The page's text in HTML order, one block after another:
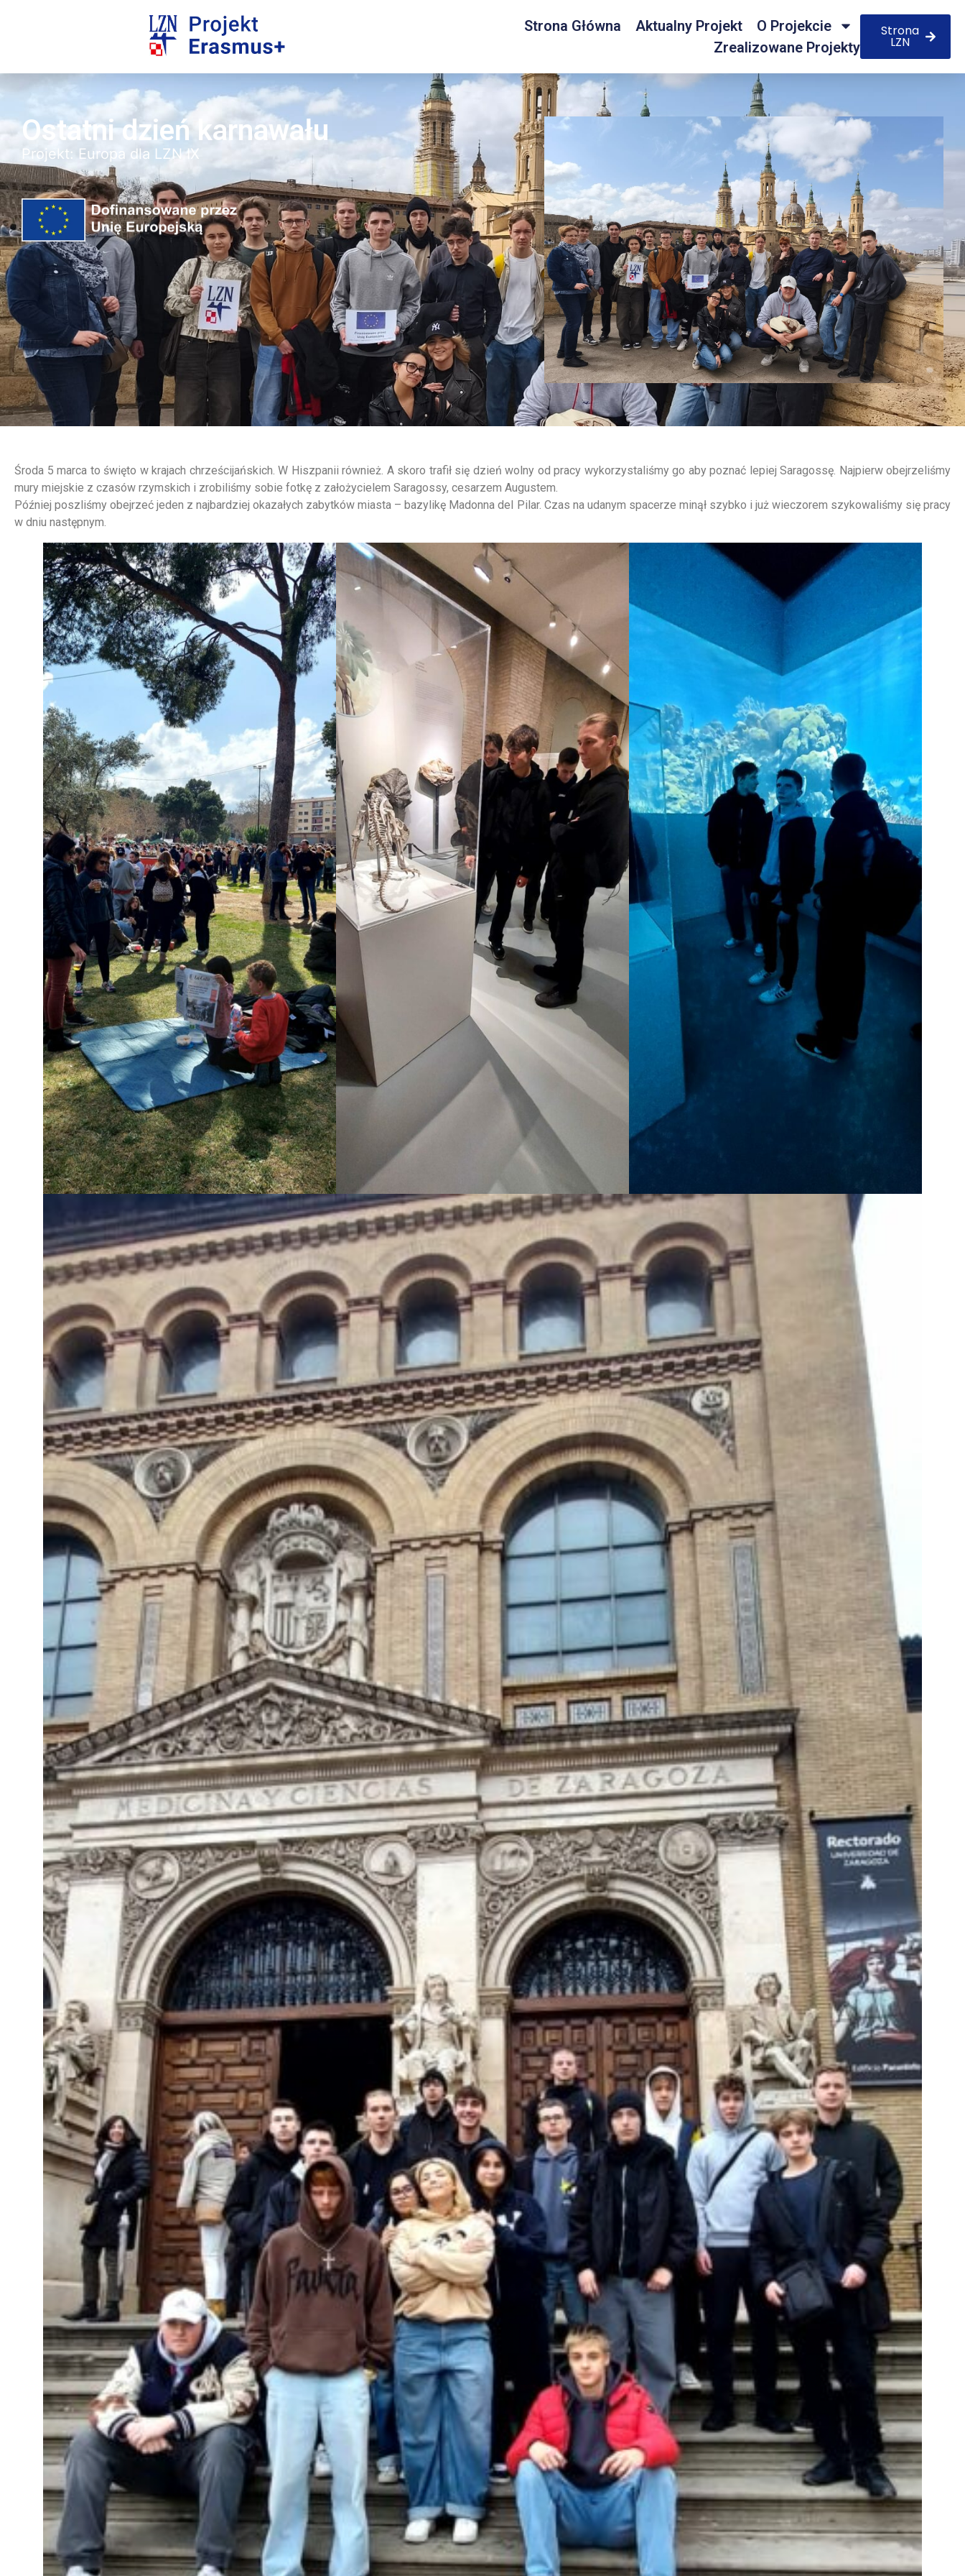
Strona Główna Aktualny Projekt
O Projekcie
Zrealizowane Projekty
Strona
LZN
Ostatni dzień karnawału
Projekt: Europa dla LZN IX
Środa 5 marca to święto w krajach chrześcijańskich. W Hiszpanii również. A skoro trafił się dzień wolny od pracy wykorzystaliśmy go aby poznać lepiej Saragossę. Najpierw obejrzeliśmy
mury miejskie z czasów rzymskich i zrobiliśmy sobie fotkę z założycielem Saragossy, cesarzem Augustem.
Później poszliśmy obejrzeć jeden z najbardziej okazałych zabytków miasta – bazylikę Madonna del Pilar. Czas na udanym spacerze minął szybko i już wieczorem szykowaliśmy się pracy
w dniu następnym.